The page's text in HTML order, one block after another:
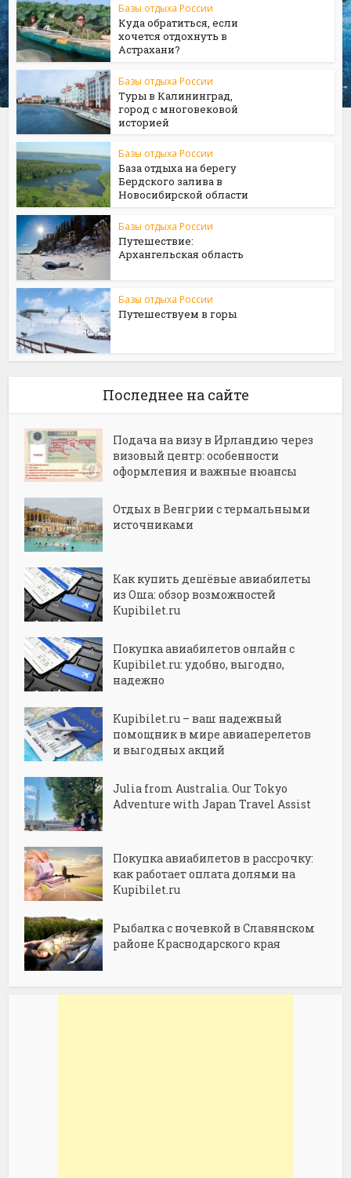
Базы отдыха России
Куда обратиться, если
хочется отдохнуть в
Астрахани?
Базы отдыха России
Туры в Калининград,
город с многовековой
историей
Базы отдыха России
База отдыха на берегу
Бердского залива в
Новосибирской области
Базы отдыха России
Путешествие:
Архангельская область
Базы отдыха России
Путешествуем в горы
Последнее на сайте
Подача на визу в Ирландию через
визовый центр: особенности
оформления и важные нюансы
Отдых в Венгрии с термальными
источниками
Как купить дешёвые авиабилеты
из Оша: обзор возможностей
Kupibilet.ru
Покупка авиабилетов онлайн с
Kupibilet.ru: удобно, выгодно,
надежно
Kupibilet.ru – ваш надежный
помощник в мире авиаперелетов
и выгодных акций
Julia from Australia. Our Tokyo
Adventure with Japan Travel Assist
Покупка авиабилетов в рассрочку:
как работает оплата долями на
Kupibilet.ru
Рыбалка с ночевкой в Славянском
районе Краснодарского края